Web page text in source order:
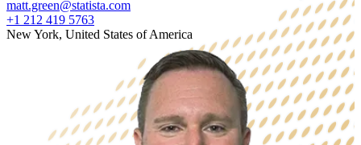
matt.green@statista.com
+1 212 419 5763
New York, United States of America